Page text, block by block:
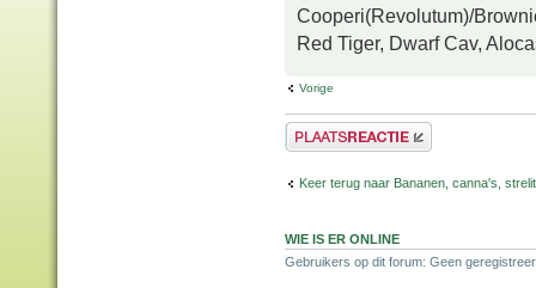
Cooperi(Revolutum)/
Red Tiger, Dwarf Cav,
Vorige
Plaats een reactie
Keer terug naar Bananen, canna's,
WIE IS ER ONLINE
Gebruikers op dit forum: Geen